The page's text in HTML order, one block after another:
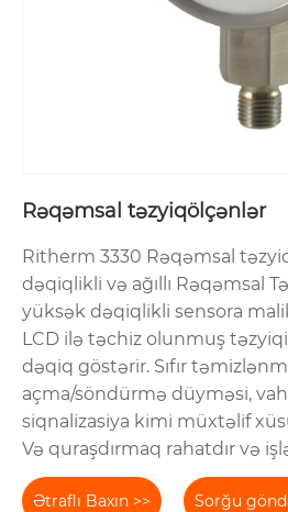
Rəqəmsal təzyiqölçənlər
Ritherm 3330 Rəqəmsal
dəqiqlikli və ağıllı Rəqəmsal
yüksək dəqiqlikli sensora
LCD ilə təchiz olunmuş
dəqiq göstərir. Sıfır
açma/söndürmə düyməsi,
siqnalizasiya kimi müxtəlif
Və quraşdırmaq rahatdır və
Ətraflı Baxın >> Sorğu